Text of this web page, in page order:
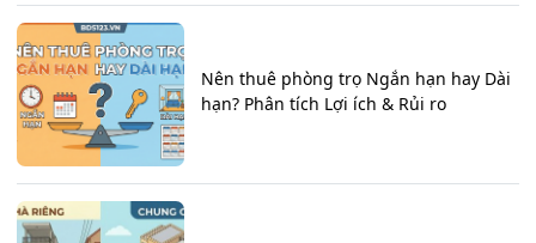
Nên thuê phòng trọ Ngắn hạn hay Dài
hạn? Phân tích Lợi ích & Rủi ro